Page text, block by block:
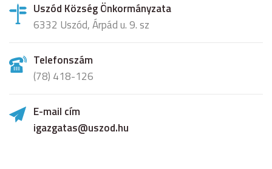
Uszód Község Önkormányzata
6332 Uszód, Árpád u. 9. sz
Telefonszám
(78) 418-126
E-mail cím
igazgatas@uszod.hu